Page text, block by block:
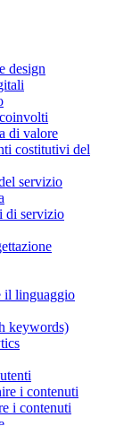
design
di valore
costitutivi del
servizio
di servizio
il linguaggio
keywords)
i contenuti
i contenuti